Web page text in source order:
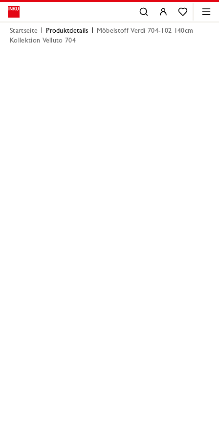
Startseite Produktdetails
Möbelstoff Verdi 704-102 140cm
Kollektion Velluto 704